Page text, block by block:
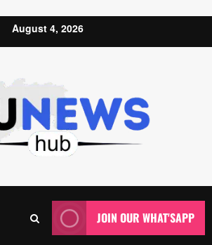
August 4, 2026
JOIN OUR WHAT'SAPP